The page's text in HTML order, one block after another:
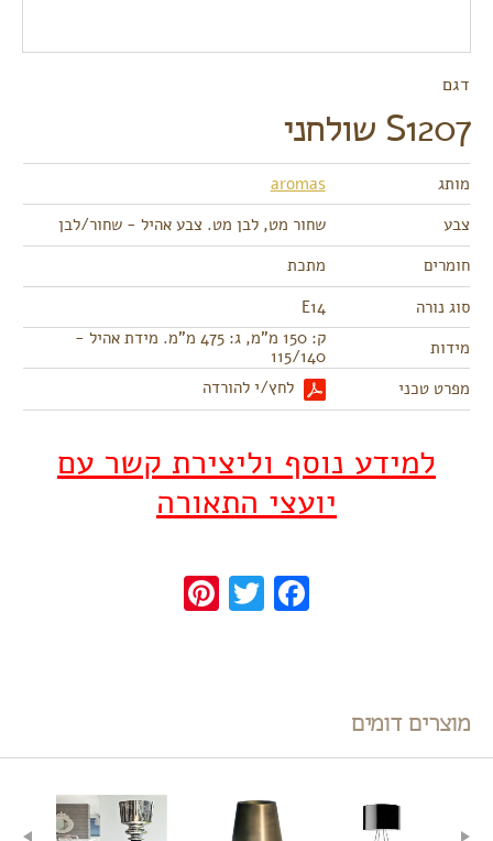
דגם
S1207 שולחני
מותג
aromas
צבע
שחור מט, לבן מט. צבע אהיל - שחור/לבן
חומרים
מתכת
סוג נורה
E14
מידות
ק: 150 מ"מ, ג: 475 מ"מ. מידת אהיל -
115/140
מפרט טכני
לחץ/י להורדה
למידע נוסף וליצירת קשר עם
יועצי התאורה
Facebook
Twitter
Pinterest
מוצרים דומים